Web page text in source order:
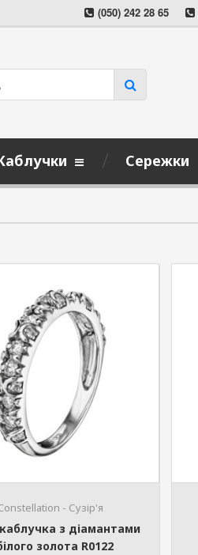
(050) 242 28 65
Сережки
- Сузір'я
з діамантами
золота R0122